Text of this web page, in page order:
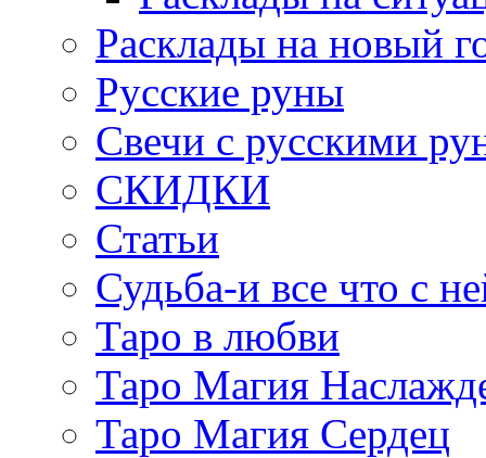
Расклады на новый
Русские руны
Свечи с русскими
СКИДКИ
Статьи
Судьба-и все что с
Таро в любви
Таро Магия
Таро Магия Сердец